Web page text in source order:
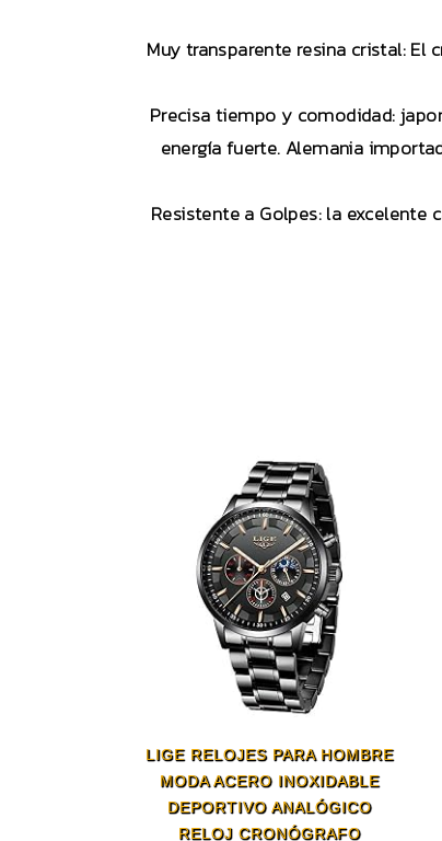
Muy transparente resina cristal:
Precisa tiempo y comodidad:
energía fuerte. Alemania
Resistente a Golpes: la excelente
LIGE RELOJES PARA HOMBRE
MODA ACERO INOXIDABLE
DEPORTIVO ANALÓGICO
RELOJ CRONÓGRAFO